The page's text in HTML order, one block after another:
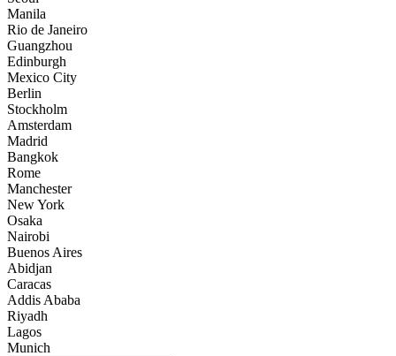
Manila
Rio de Janeiro
Guangzhou
Edinburgh
Mexico City
Berlin
Stockholm
Amsterdam
Madrid
Bangkok
Rome
Manchester
New York
Osaka
Nairobi
Buenos Aires
Abidjan
Caracas
Addis Ababa
Riyadh
Lagos
Munich